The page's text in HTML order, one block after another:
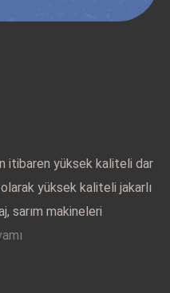
itibaren yüksek kaliteli dar
yüksek kaliteli jakarlı
sarım makineleri